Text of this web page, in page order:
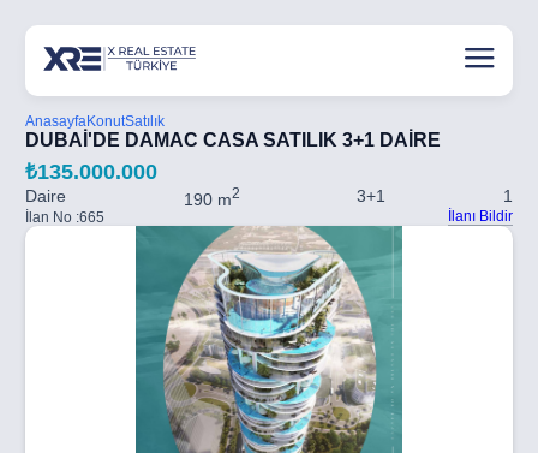
AnasayfaKonutSatılık
DUBAİ'DE DAMAC CASA SATILIK 3+1 DAİRE
₺135.000.000
Daire 190 m2 3+1 1
İlan No :665 İlanı Bildir